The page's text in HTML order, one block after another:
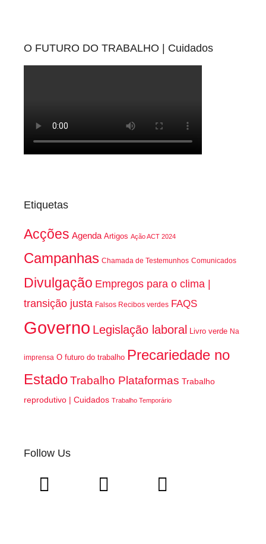
O FUTURO DO TRABALHO | Cuidados
Etiquetas
Acções Agenda Artigos Ação ACT 2024
Campanhas Chamada de Testemunhos Comunicados
Divulgação Empregos para o clima |
transição justa Falsos Recibos verdes FAQS
Governo Legislação laboral Livro verde Na
imprensa O futuro do trabalho Precariedade no
EstadoTrabalho Plataformas Trabalho
reprodutivo | Cuidados Trabalho Temporário
Follow Us